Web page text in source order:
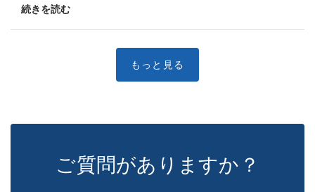
続きを読む
ご質問がありますか？